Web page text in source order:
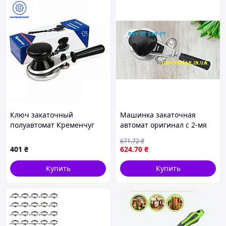
Преимущества данной модели
Максимальная простота
в использовании.
Проверенная годами конструкция.
Модернизированная сборка
Увеличен зуб закаточного элемента.
Ключ закаточный
полуавтомат Кременчуг
401 ₴
Купить
Машинка закаточная
автомат оригинал с 2-мя
П, Черкассы
модернизированная
624.70 ₴
671.72₴
Купить